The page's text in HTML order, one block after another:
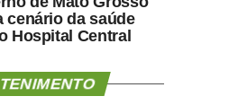
cenário da saúde
Hospital Central